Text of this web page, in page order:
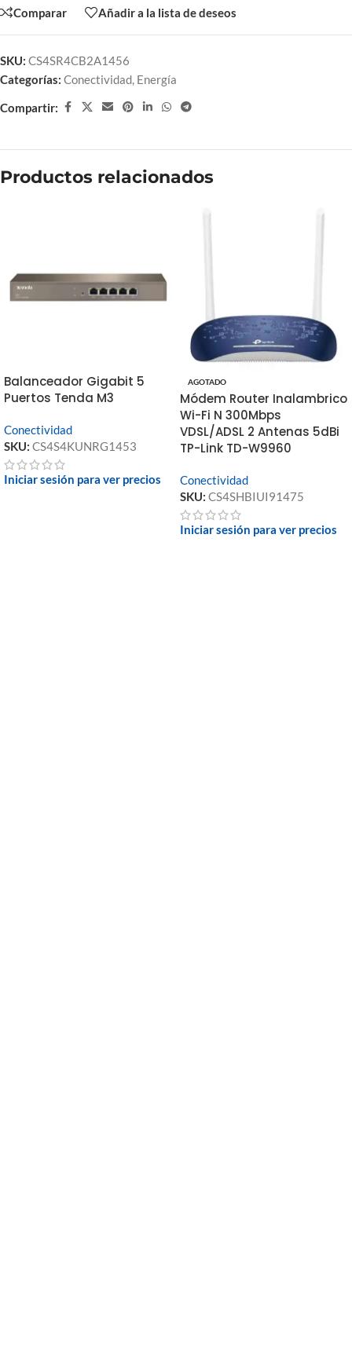
Comparar Añadir a la lista de deseos
SKU: CS4SR4CB2A1456
Categorías: Conectividad, Energía
Compartir:
Productos relacionados
Balanceador Gigabit 5
Puertos Tenda M3
Conectividad
SKU: CS4S4KUNRG1453
Iniciar sesión para ver precios
AGOTADO
Módem Router Inalambrico
Wi-Fi N 300Mbps
VDSL/ADSL 2 Antenas 5dBi
TP-Link TD-W9960
Conectividad
SKU: CS4SHBIUI91475
Iniciar sesión para ver precios